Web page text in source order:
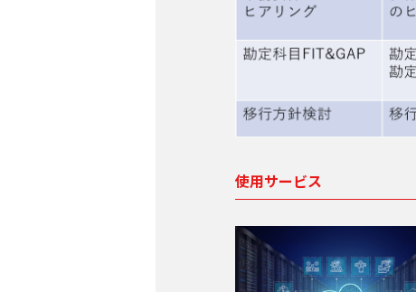
使用サービス